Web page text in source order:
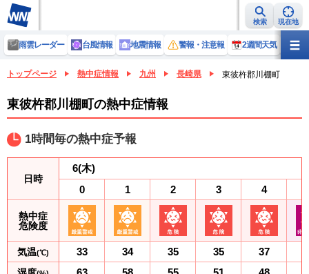
検索 現在地
雨雲レーダー 台風情報 地震情報 警報・注意報 2週間天気 ラ
トップページ 熱中症情報 九州 長崎県 東彼杵郡川棚町
東彼杵郡川棚町の熱中症情報
1時間毎の熱中症予報
日時
熱中症
危険度
気温(℃)
6(木)
0
33
1
34
2
35
3
35
4
37